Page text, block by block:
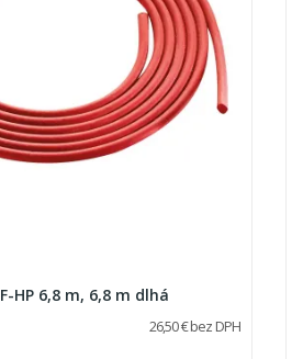
HP 6,8 m, 6,8 m dlhá
26,50 € bez DPH